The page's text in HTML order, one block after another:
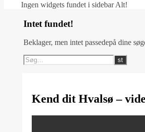
Ingen widgets fundet i sidebar Alt!
Intet fundet!
Beklager, men intet passedepå dine
Kend dit Hvalsø –